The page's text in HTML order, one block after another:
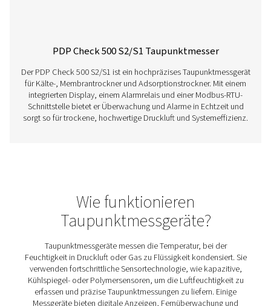
Taupunktfühler PDP Sens T20/T60/
Die PDP Sens T20/T60/T100-Reihe gewährleistet
Restfeuchtemessung in Druckluft- und Gassystemen
zur Aufrechterhaltung einer trockenen, hochwertigen
verhindert Systemineffizienzen. Mit schnellen
langfristiger Stabilität und Hochdruckbeständigkeit
Echtzeitdaten für kritische Anwendungen.